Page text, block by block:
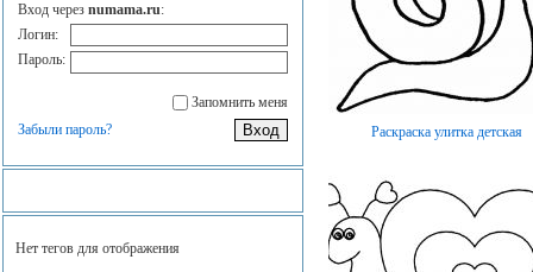
Вход через numama.ru:
Логин:
Пароль:
Запомнить меня
Забыли пароль?
Нет тегов для отображения
Раскраска улитка детская